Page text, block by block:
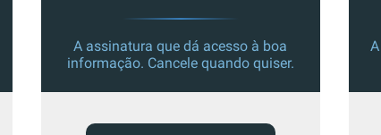
A assinatura que dá acesso à boa
informação. Cancele quando quiser.